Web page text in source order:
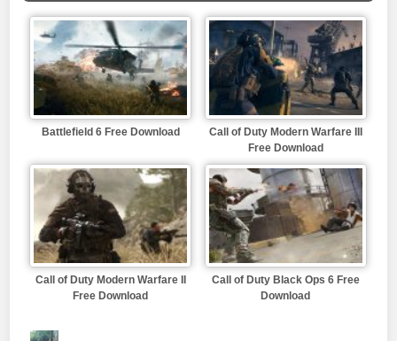
Battlefield 6 Free Download
Call of Duty Modern Warfare III
Free Download
Call of Duty Modern Warfare II
Free Download
Call of Duty Black Ops 6 Free
Download